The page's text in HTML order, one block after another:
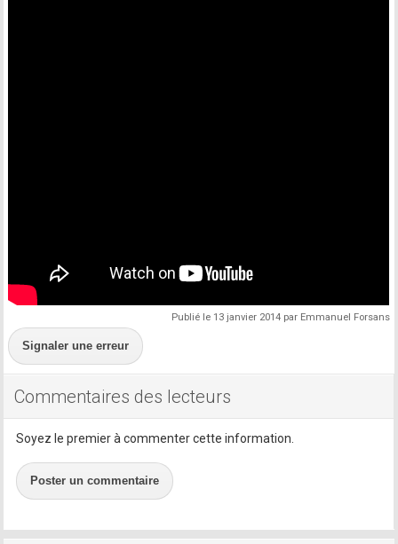
Publié le 13 janvier 2014 par Emmanuel Forsans
Signaler une erreur
Commentaires des lecteurs
Soyez le premier à commenter cette information.
Poster un commentaire